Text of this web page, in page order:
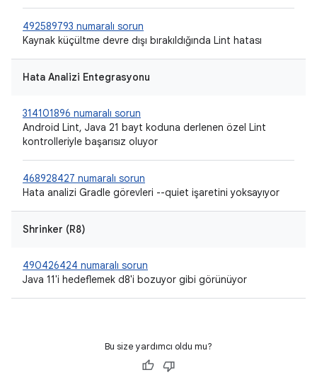
492589793 numaralı sorun
Kaynak küçültme devre dışı bırakıldığında Lint hatası
Hata Analizi Entegrasyonu
314101896 numaralı sorun
Android Lint, Java 21 bayt koduna derlenen özel Lint
kontrolleriyle başarısız oluyor
468928427 numaralı sorun
Hata analizi Gradle görevleri --quiet işaretini yoksayıyor
Shrinker (R8)
490426424 numaralı sorun
Java 11'i hedeflemek d8'i bozuyor gibi görünüyor
Bu size yardımcı oldu mu?